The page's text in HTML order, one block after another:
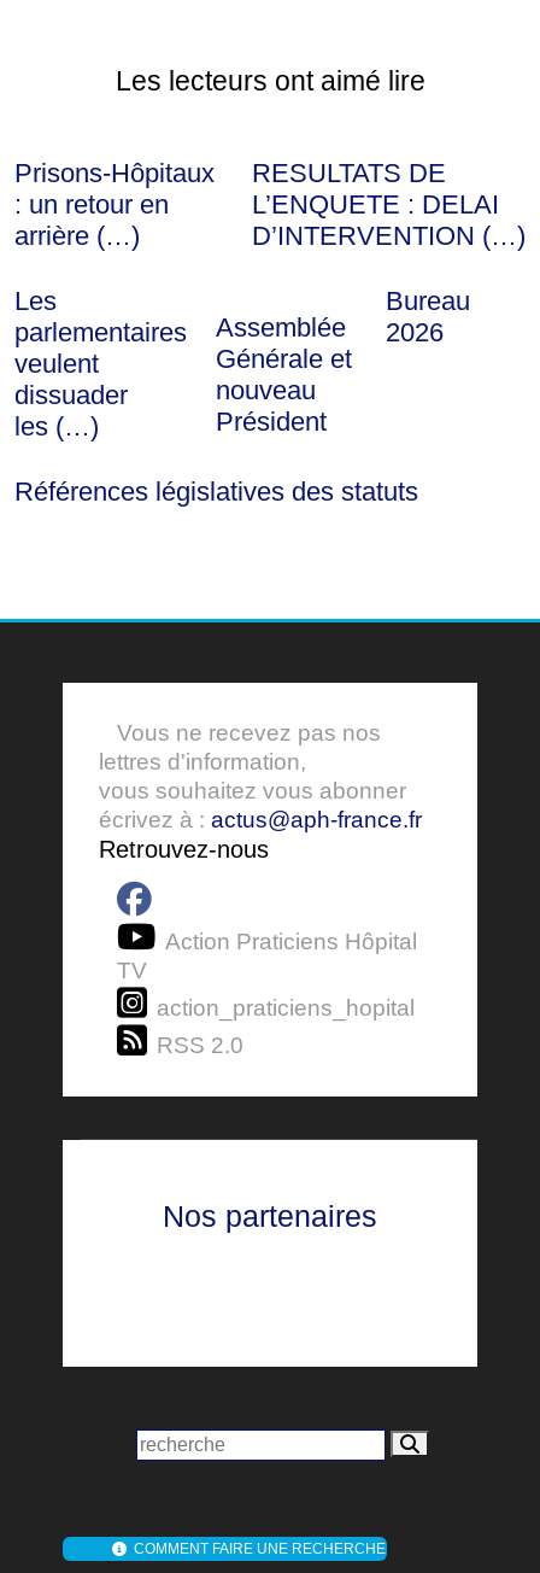
Les lecteurs ont aimé lire
Prisons-Hôpitaux
: un retour en
arrière (…)
RESULTATS DE
L’ENQUETE : DELAI
D’INTERVENTION (…)
Les
parlementaires
veulent
dissuader
les (…)
Assemblée
Générale et
nouveau
Président
Bureau
2026
Références législatives des statuts
Vous ne recevez pas nos
lettres d'information,
vous souhaitez vous abonner
écrivez à : actus@aph-france.fr
Retrouvez-nous
Action Praticiens Hôpital
TV
action_praticiens_hopital
RSS 2.0
Nos partenaires
COMMENT FAIRE UNE RECHERCHE